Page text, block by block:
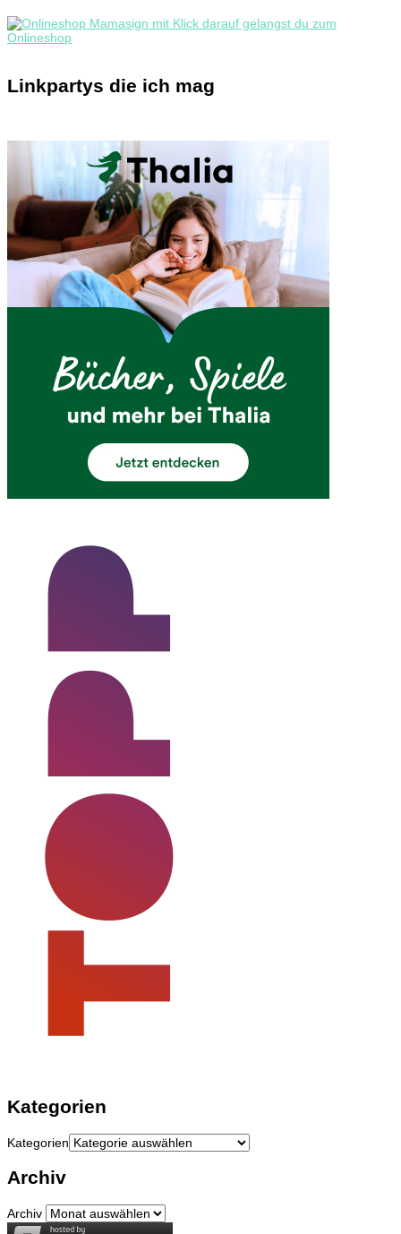
Linkpartys die ich mag
Kategorien
Kategorien
Archiv
Archiv